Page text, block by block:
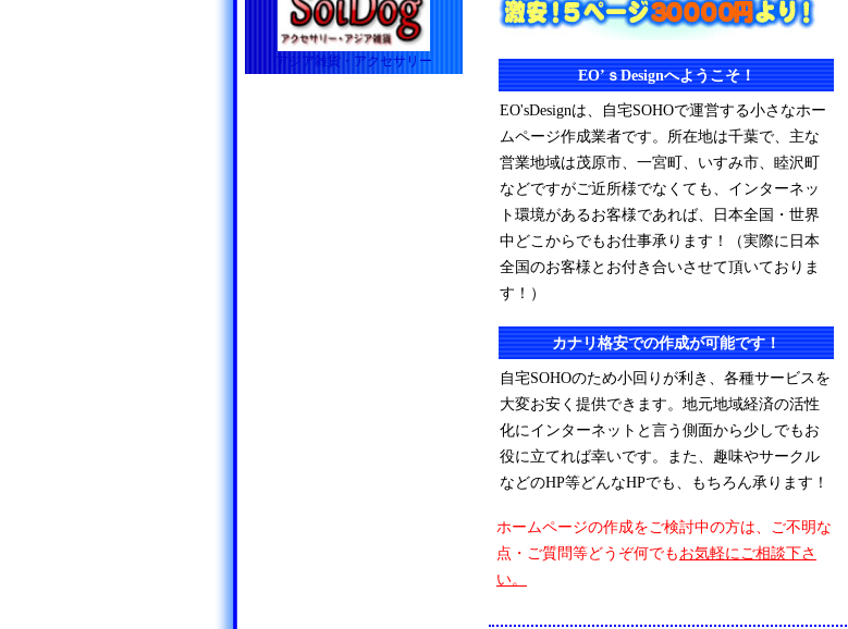
EO’ｓDesignへようこそ！
EO'sDesignは、自宅SOHOで運営する小さなホー
ムページ作成業者です。所在地は千葉で、主な
営業地域は茂原市、一宮町、いすみ市、睦沢町
などですがご近所様でなくても、インターネッ
ト環境があるお客様であれば、日本全国・世界
中どこからでもお仕事承ります！（実際に日本
全国のお客様とお付き合いさせて頂いておりま
す！）
カナリ格安での作成が可能です！
自宅SOHOのため小回りが利き、各種サービスを
大変お安く提供できます。地元地域経済の活性
化にインターネットと言う側面から少しでもお
役に立てれば幸いです。また、趣味やサークル
などのHP等どんなHPでも、もちろん承ります！
ホームページの作成をご検討中の方は、ご不明な
点・ご質問等どうぞ何でもお気軽にご相談下さ
い。
アジア雑貨・アクセサリー